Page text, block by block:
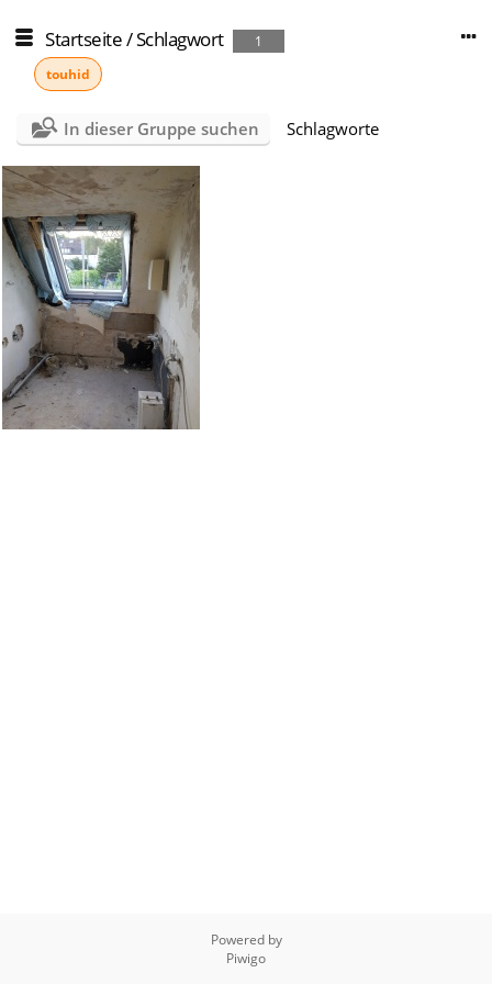
Startseite/Schlagwort
1
touhid
In dieser Gruppe suchen Schlagworte
Powered by
Piwigo